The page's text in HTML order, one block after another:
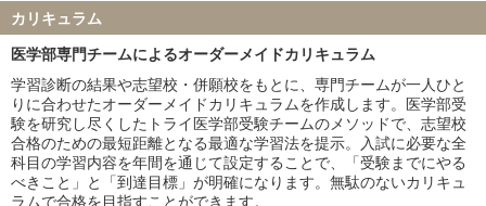
大阪医科薬科大学
国際医療福祉大学
自治医科大学
東邦大学
産業医科大学
帝京大学
近畿大学
愛知医科大学
藤田医科大学
杏林大学
日本大学
兵庫医科大学
聖マリアンナ医科大学
カリキュラム
医学部専門チームによるオーダーメイドカリキュラム
学習診断の結果や志望校・併願校をもとに、専門チームが一人ひと
りに合わせたオーダーメイドカリキュラムを作成します。医学部受
験を研究し尽くしたトライ医学部受験チームのメソッドで、志望校
合格のための最短距離となる最適な学習法を提示。入試に必要な全
科目の学習内容を年間を通じて設定することで、「受験までにやる
べきこと」と「到達目標」が明確になります。無駄のないカリキュ
ラムで合格を目指すことができます。